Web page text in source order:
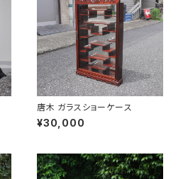
唐木 ガラスショーケース
¥30,000